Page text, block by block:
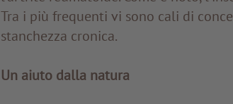
Tra i più frequenti vi sono cali di
stanchezza cronica.
Un aiuto dalla natura